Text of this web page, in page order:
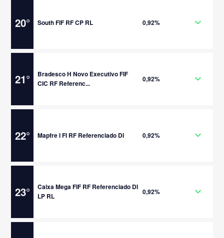
20° South FIF RF CP RL 0,92%
21°
Bradesco H Novo Executivo FIF
CIC RF Referenc...
0,92%
22° Mapfre I FI RF Referenciado DI 0,92%
23°
Caixa Mega FIF RF Referenciado DI
LP RL
0,92%